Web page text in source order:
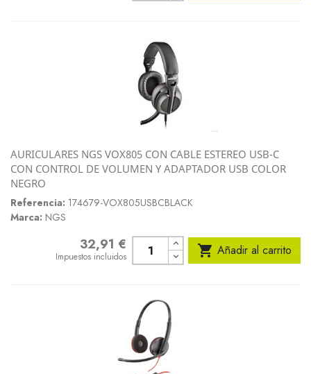
AURICULARES NGS VOX805 CON CABLE ESTEREO USB-C
CON CONTROL DE VOLUMEN Y ADAPTADOR USB COLOR
NEGRO
Referencia: 174679-VOX805USBCBLACK
Marca: NGS
Precio32,91 €
Impuestos incluidos  Añadir al carrito